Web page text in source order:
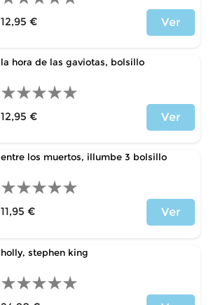
12,95 €
Ver
la hora de las gaviotas, bolsillo
12,95 €
Ver
entre los muertos, illumbe 3 bolsillo
11,95 €
Ver
holly, stephen king